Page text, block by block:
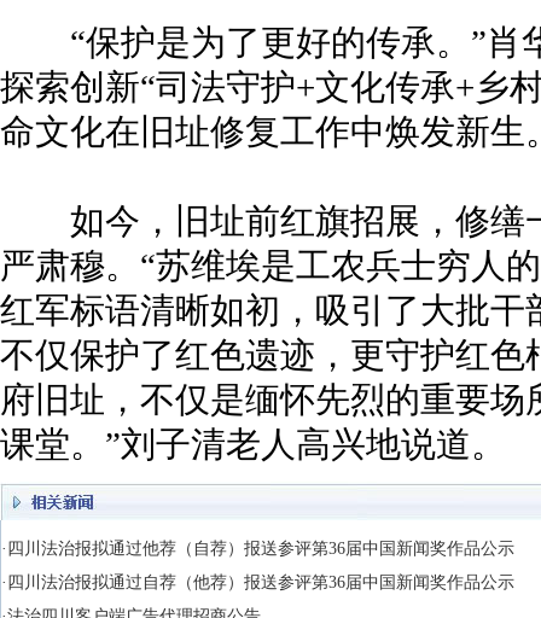
“保护是为了更好的传承。”肖
探索创新“司法守护+文化传承+乡
命文化在旧址修复工作中焕发新生
如今，旧址前红旗招展，修缮
严肃穆。“苏维埃是工农兵士穷人
红军标语清晰如初，吸引了大批干
不仅保护了红色遗迹，更守护红
府旧址，不仅是缅怀先烈的重要
课堂。”刘子清老人高兴地说道。
·四川法治报拟通过他荐（自荐）报送参评第36届中国新闻奖作品公示
·四川法治报拟通过自荐（他荐）报送参评第36届中国新闻奖作品公示